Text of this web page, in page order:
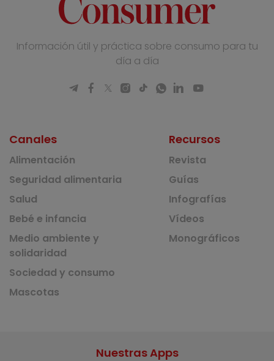
Información útil y práctica sobre consumo para tu
día a día
Canales
Alimentación
Seguridad alimentaria
Salud
Bebé e infancia
Medio ambiente y
solidaridad
Sociedad y consumo
Mascotas
Recursos
Revista
Guías
Infografías
Vídeos
Monográficos
Nuestras Apps